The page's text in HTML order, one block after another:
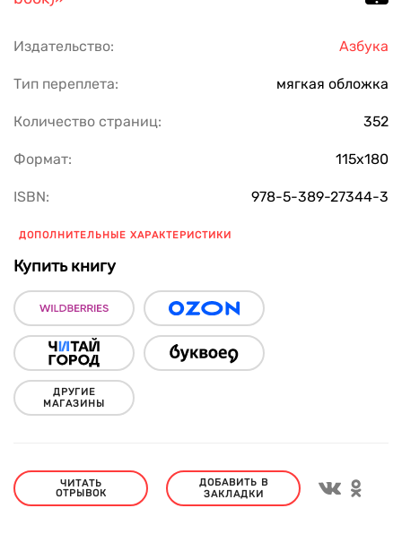
Издательство: Азбука
Тип переплета: мягкая обложка
Количество страниц: 352
Формат: 115х180
ISBN: 978-5-389-27344-3
ДОПОЛНИТЕЛЬНЫЕ ХАРАКТЕРИСТИКИ
Купить книгу
ДРУГИЕ
МАГАЗИНЫ
ЧИТАТЬ
ОТРЫВОК
ДОБАВИТЬ В
ЗАКЛАДКИ